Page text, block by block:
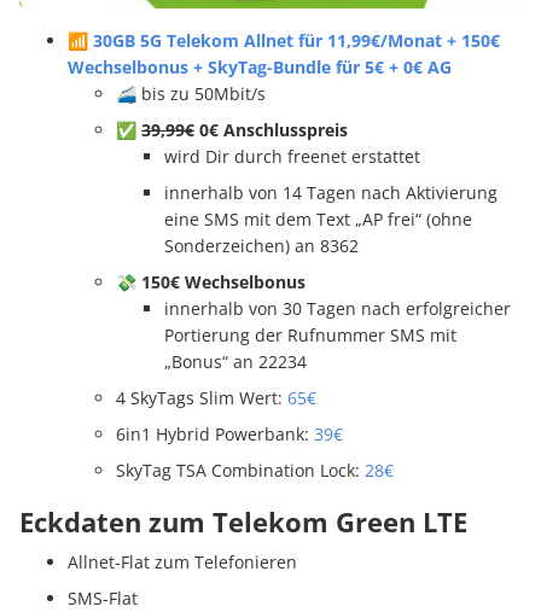
📶 30GB 5G Telekom Allnet für 11,99€/Monat + 150€
Wechselbonus + SkyTag-Bundle für 5€ + 0€ AG
🚄 bis zu 50Mbit/s
✅ 39,99€ 0€ Anschlusspreis
wird Dir durch freenet erstattet
innerhalb von 14 Tagen nach Aktivierung
eine SMS mit dem Text „AP frei“ (ohne
Sonderzeichen) an 8362
💸 150€ Wechselbonus
innerhalb von 30 Tagen nach erfolgreicher
Portierung der Rufnummer SMS mit
„Bonus“ an 22234
4 SkyTags Slim Wert: 65€
6in1 Hybrid Powerbank: 39€
SkyTag TSA Combination Lock: 28€
Eckdaten zum Telekom Green LTE
Allnet-Flat zum Telefonieren
SMS-Flat